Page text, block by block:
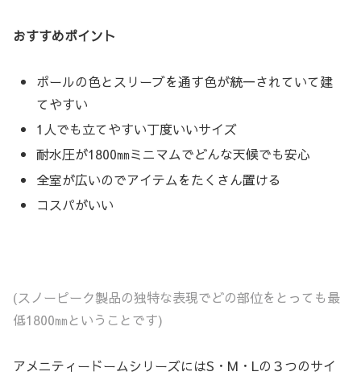
おすすめポイント
ポールの色とスリーブを通す色が統一されていて建
てやすい
1人でも立てやすい丁度いいサイズ
耐水圧が1800㎜ミニマムでどんな天候でも安心
全室が広いのでアイテムをたくさん置ける
コスパがいい
(スノーピーク製品の独特な表現でどの部位をとっても最
低1800㎜ということです)
アメニティードームシリーズにはS・M・Lの３つのサイ